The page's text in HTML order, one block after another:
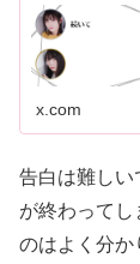
x.com
告白は難しい
が終わって
のはよく分か